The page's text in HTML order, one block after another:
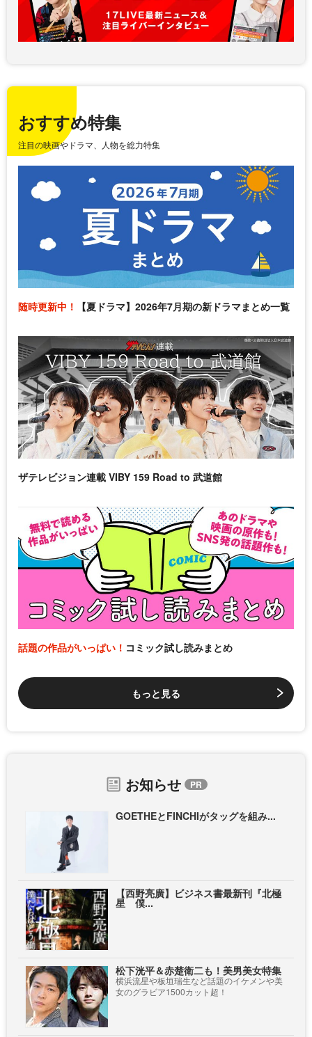
おすすめ特集
注目の映画やドラマ、人物を総力特集
随時更新中！ 【夏ドラマ】2026年7月期の新ドラマまとめ一覧
ザテレビジョン連載 VIBY 159 Road to 武道館
話題の作品がいっぱい！ コミック試し読みまとめ
もっと見る
お知らせ
GOETHEとFINCHIがタッグを組み...
【西野亮廣】ビジネス書最新刊『北極
星 僕...
松下洸平＆赤楚衛二も！美男美女特集
横浜流星や板垣瑞生など話題のイケメンや美
女のグラビア1500カット超！